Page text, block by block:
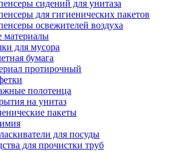
сидений для унитаза
для гигиенических пакетов
освежителей воздуха
материалы
для мусора
бумага
протирочный
полотенца
на унитаз
пакеты
для посуды
для прочистки труб